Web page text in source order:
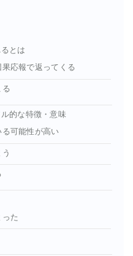
とは
応報で返ってくる
る
的な特徴・意味
可能性が高い
た